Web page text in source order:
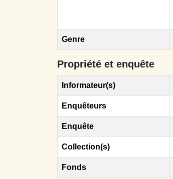
Genre
Propriété et enquête
Informateur(s)
Enquêteurs
Enquête
Collection(s)
Fonds